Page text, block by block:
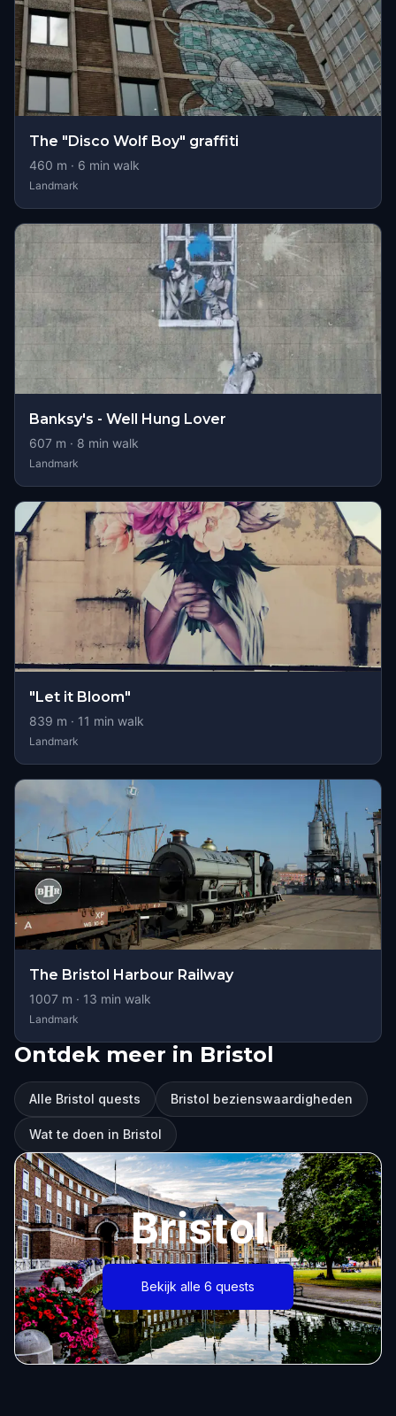
The "Disco Wolf Boy" graffiti
460 m · 6 min walk
Landmark
Banksy's - Well Hung Lover
607 m · 8 min walk
Landmark
"Let it Bloom"
839 m · 11 min walk
Landmark
The Bristol Harbour Railway
1007 m · 13 min walk
Landmark
Ontdek meer in Bristol
Alle Bristol quests Bristol bezienswaardigheden
Wat te doen in Bristol
Bristol
Bekijk alle 6 quests